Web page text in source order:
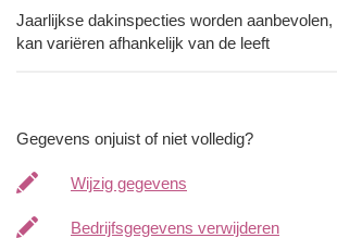
Jaarlijkse dakinspecties worden
kan variëren afhankelijk van de leeft
Gegevens onjuist of niet volledig?
Wijzig gegevens
Bedrijfsgegevens verwijderen